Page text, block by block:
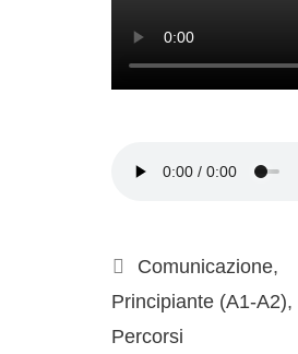
Comunicazione,
Principiante (A1-A2),
Percorsi